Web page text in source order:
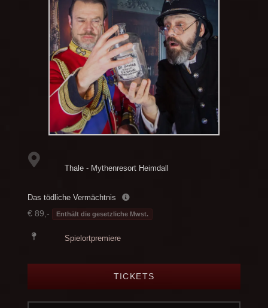
Thale - Mythenresort Heimdall
Das tödliche Vermächtnis
€ 89,- Enthält die gesetzliche Mwst.
Spielortpremiere
TICKETS